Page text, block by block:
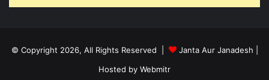
© Copyright 2026, All Rights Reserved | Janta Aur Janadesh
Hosted by Webmitr